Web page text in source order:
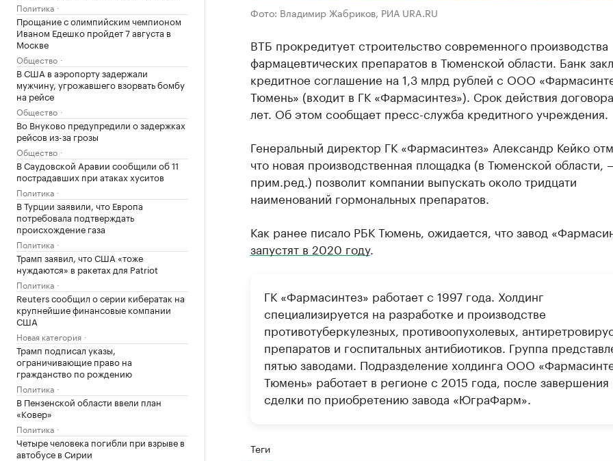
Политика
Прощание с олимпийским чемпионом
Иваном Едешко пройдет 7 августа в
Москве
Общество
В США в аэропорту задержали
мужчину, угрожавшего взорвать бомбу
на рейсе
Общество
Во Внуково предупредили о задержках
рейсов из-за грозы
Общество
В Саудовской Аравии сообщили об 11
пострадавших при атаках хуситов
Политика
В Турции заявили, что Европа
потребовала подтверждать
происхождение газа
Политика
Трамп заявил, что США «тоже
нуждаются» в ракетах для Patriot
Политика
Reuters сообщил о серии кибератак на
крупнейшие финансовые компании
США
Новая категория
Трамп подписал указы,
ограничивающие право на
гражданство по рождению
Политика
В Пензенской области ввели план
«Ковер»
Политика
Четыре человека погибли при взрыве в
автобусе в Сирии
Фото: Владимир Жабриков, РИА URA.RU
ВТБ прокредитует строительство современного производства
фармацевтических препаратов в Тюменской области. Банк
кредитное соглашение на 1,3 млрд рублей с ООО
Тюмень» (входит в ГК «Фармасинтез»). Срок действия
лет. Об этом сообщает пресс-служба кредитного учреждения.
Генеральный директор ГК «Фармасинтез» Александр Кейко
что новая производственная площадка (в Тюменской области,
прим.ред.) позволит компании выпускать около тридцати
наименований гормональных препаратов.
Как ранее писало РБК Тюмень, ожидается, что завод
запустят в 2020 году.
ГК «Фармасинтез» работает с 1997 года. Холдинг
специализируется на разработке и производстве
противотуберкулезных, противоопухолевых,
препаратов и госпитальных антибиотиков. Группа
пятью заводами. Подразделение холдинга ООО
Тюмень» работает в регионе с 2015 года, после завершения
сделки по приобретению завода «ЮграФарм».
Теги